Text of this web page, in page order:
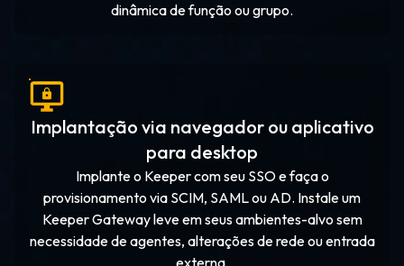
dinâmica de função ou grupo.
Implantação via navegador ou aplicativo
para desktop
Implante o Keeper com seu SSO e faça o
provisionamento via SCIM, SAML ou AD. Instale um
Keeper Gateway leve em seus ambientes-alvo sem
necessidade de agentes, alterações de rede ou entrada